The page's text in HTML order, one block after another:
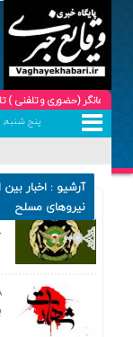
و تلفنی ) تلفن هماهنگی و
پنج شنبه, ۱۵ مرداد , ۱۴۰۵ برابر با 22 صفر 1448 - Thursday, 6 August , 2026
آرشیو : اخبار بین
نیروهای مسلح